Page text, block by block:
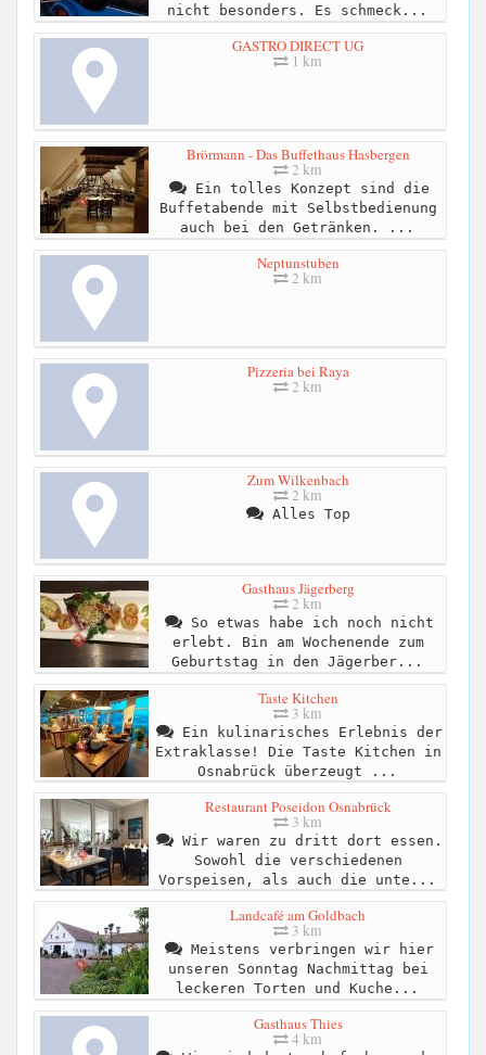
nicht besonders. Es schmeck...
GASTRO DIRECT UG
1 km
Brörmann - Das Buffethaus Hasbergen
2 km
Ein tolles Konzept sind die
Buffetabende mit Selbstbedienung
auch bei den Getränken. ...
Neptunstuben
2 km
Pizzeria bei Raya
2 km
Zum Wilkenbach
2 km
Alles Top
Gasthaus Jägerberg
2 km
So etwas habe ich noch nicht
erlebt. Bin am Wochenende zum
Geburtstag in den Jägerber...
Taste Kitchen
3 km
Ein kulinarisches Erlebnis der
Extraklasse! Die Taste Kitchen in
Osnabrück überzeugt ...
Restaurant Poseidon Osnabrück
3 km
Wir waren zu dritt dort essen.
Sowohl die verschiedenen
Vorspeisen, als auch die unte...
Landcafé am Goldbach
3 km
Meistens verbringen wir hier
unseren Sonntag Nachmittag bei
leckeren Torten und Kuche...
Gasthaus Thies
4 km